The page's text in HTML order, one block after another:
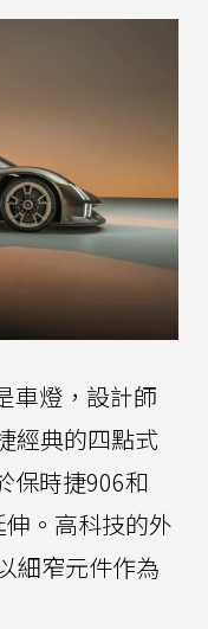
車燈，設計師
經典的四點式
保時捷906和
。高科技的外
細窄元件作為